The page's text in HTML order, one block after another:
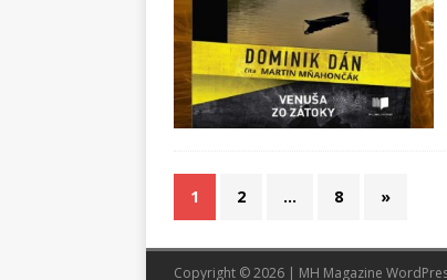
1 2 … 8 »
Copyright © 2026 | MH Magazine